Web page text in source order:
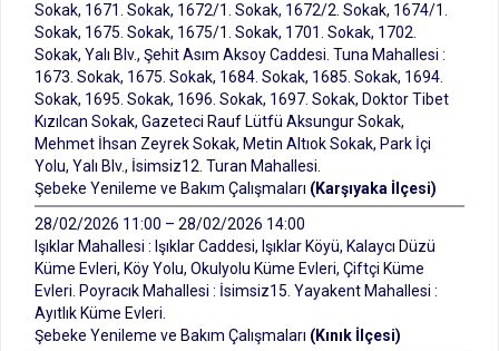
Sokak, 1671. Sokak, 1672/1. Sokak, 1672/2. Sokak, 1674/1.
Sokak, 1675. Sokak, 1675/1. Sokak, 1701. Sokak, 1702.
Sokak, Yalı Blv., Şehit Asım Aksoy Caddesi. Tuna Mahallesi :
1673. Sokak, 1675. Sokak, 1684. Sokak, 1685. Sokak, 1694.
Sokak, 1695. Sokak, 1696. Sokak, 1697. Sokak, Doktor Tibet
Kızılcan Sokak, Gazeteci Rauf Lütfü Aksungur Sokak,
Mehmet İhsan Zeyrek Sokak, Metin Altıok Sokak, Park İçi
Yolu, Yalı Blv., İsimsiz12. Turan Mahallesi.
Şebeke Yenileme ve Bakım Çalışmaları (Karşıyaka İlçesi)
28/02/2026 11:00 – 28/02/2026 14:00
Işıklar Mahallesi : Işıklar Caddesi, Işıklar Köyü, Kalaycı Düzü
Küme Evleri, Köy Yolu, Okulyolu Küme Evleri, Çiftçi Küme
Evleri. Poyracık Mahallesi : İsimsiz15. Yayakent Mahallesi :
Ayıtlık Küme Evleri.
Şebeke Yenileme ve Bakım Çalışmaları (Kınık İlçesi)